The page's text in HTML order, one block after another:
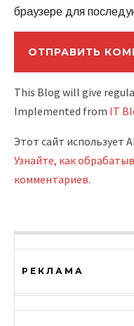
браузере для
This Blog will give
Implemented from IT
Этот сайт использует
Узнайте, как
комментариев.
РЕКЛАМА